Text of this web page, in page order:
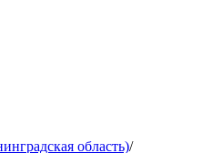
область)/